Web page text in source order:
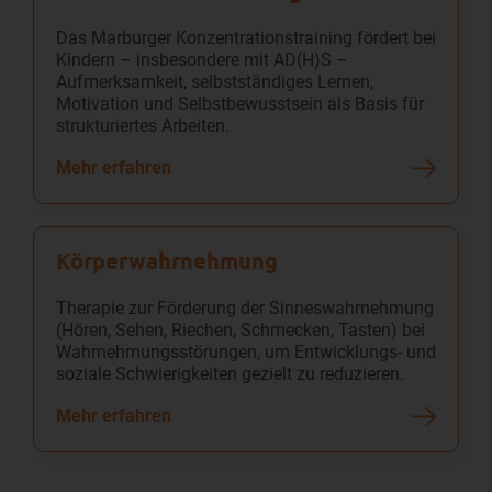
Das Marburger Konzentrationstraining fördert bei
Kindern – insbesondere mit AD(H)S –
Aufmerksamkeit, selbstständiges Lernen,
Motivation und Selbstbewusstsein als Basis für
strukturiertes Arbeiten.
Mehr erfahren
Körperwahrnehmung
Therapie zur Förderung der Sinneswahrnehmung
(Hören, Sehen, Riechen, Schmecken, Tasten) bei
Wahrnehmungsstörungen, um Entwicklungs- und
soziale Schwierigkeiten gezielt zu reduzieren.
Mehr erfahren